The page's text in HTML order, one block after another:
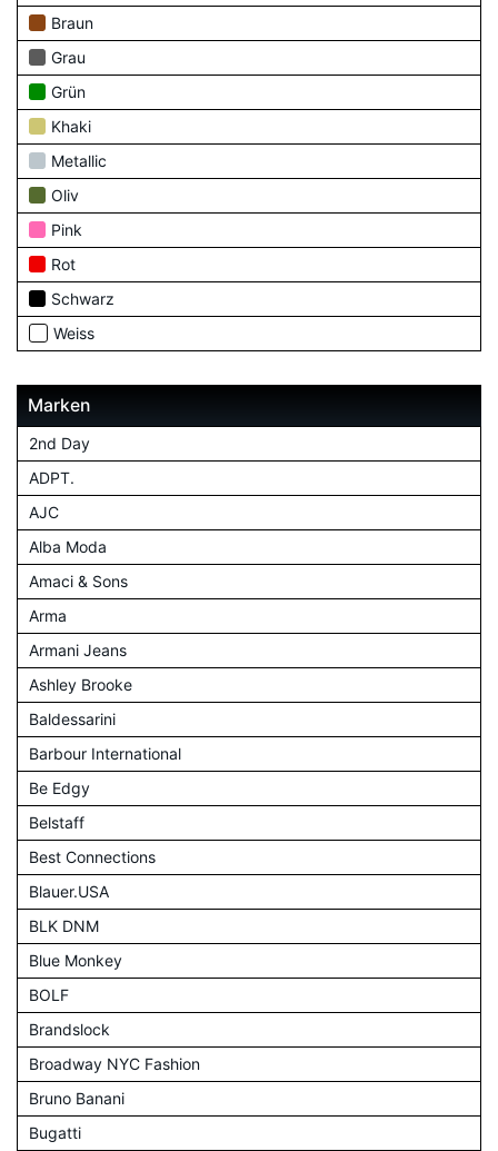
Braun
Grau
Grün
Khaki
Metallic
Oliv
Pink
Rot
Schwarz
Weiss
Marken
2nd Day
ADPT.
AJC
Alba Moda
Amaci & Sons
Arma
Armani Jeans
Ashley Brooke
Baldessarini
Barbour International
Be Edgy
Belstaff
Best Connections
Blauer.USA
BLK DNM
Blue Monkey
BOLF
Brandslock
Broadway NYC Fashion
Bruno Banani
Bugatti